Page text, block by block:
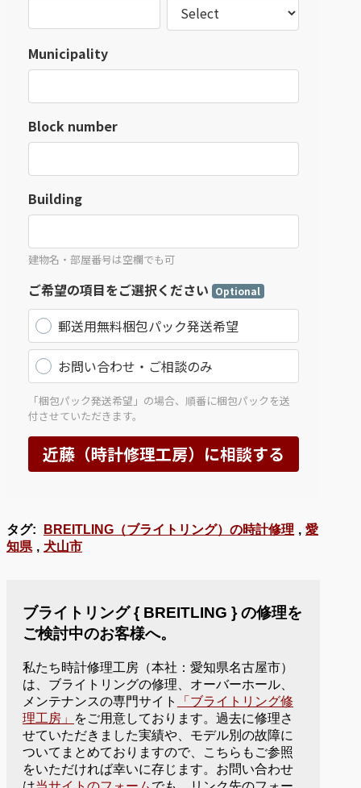
タグ: BREITLING（ブライトリング）の時計修理 , 愛
知県 , 犬山市
ブライトリング { BREITLING } の修理を
ご検討中のお客様へ。
私たち時計修理工房（本社：愛知県名古屋市）
は、ブライトリングの修理、オーバーホール、
メンテナンスの専門サイト
「ブライトリング修
理工房」
をご用意しております。過去に修理さ
せていただきました実績や、モデル別の故障に
ついてまとめておりますので、こちらもご参照
をいただければ幸いに存じます。お問い合わせ